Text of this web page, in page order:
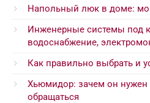
Напольный люк в доме:
Инженерные системы под
водоснабжение,
Как правильно выбрать и
Хьюмидор: зачем он нужен
обращаться